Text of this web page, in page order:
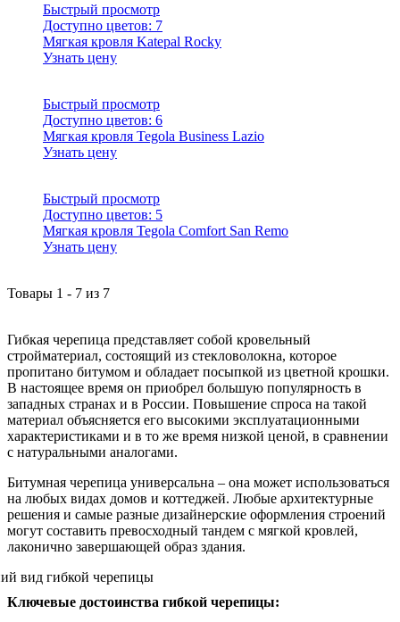
Быстрый просмотр
Доступно цветов: 7
Мягкая кровля Katepal Rocky
Узнать цену
Быстрый просмотр
Доступно цветов: 6
Мягкая кровля Tegola Business Lazio
Узнать цену
Быстрый просмотр
Доступно цветов: 5
Мягкая кровля Tegola Comfort San Remo
Узнать цену
Товары 1 - 7 из 7
Гибкая черепица представляет собой кровельный
стройматериал, состоящий из стекловолокна, которое
пропитано битумом и обладает посыпкой из цветной крошки.
В настоящее время он приобрел большую популярность в
западных странах и в России. Повышение спроса на такой
материал объясняется его высокими эксплуатационными
характеристиками и в то же время низкой ценой, в сравнении
с натуральными аналогами.
Битумная черепица универсальна – она может использоваться
на любых видах домов и коттеджей. Любые архитектурные
решения и самые разные дизайнерские оформления строений
могут составить превосходный тандем с мягкой кровлей,
лаконично завершающей образ здания.
Ключевые достоинства гибкой черепицы: